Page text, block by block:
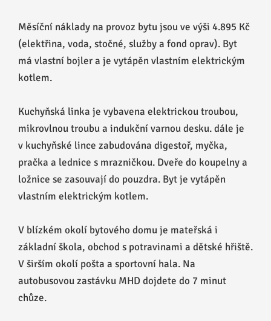
Měsíční náklady na provoz bytu jsou ve výši 4.895 Kč
(elektřina, voda, stočné, služby a fond oprav). Byt
má vlastní bojler a je vytápěn vlastním elektrickým
kotlem.
Kuchyňská linka je vybavena elektrickou troubou,
mikrovlnou troubu a indukční varnou desku. dále je
v kuchyňské lince zabudována digestoř, myčka,
pračka a lednice s mrazničkou. Dveře do koupelny a
ložnice se zasouvají do pouzdra. Byt je vytápěn
vlastním elektrickým kotlem.
V blízkém okolí bytového domu je mateřská i
základní škola, obchod s potravinami a dětské hřiště.
V širším okolí pošta a sportovní hala. Na
autobusovou zastávku MHD dojdete do 7 minut
chůze.